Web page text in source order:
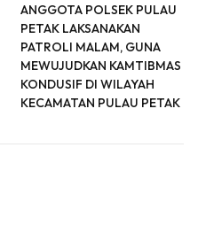
ANGGOTA POLSEK PULAU
PETAK LAKSANAKAN
PATROLI MALAM, GUNA
MEWUJUDKAN KAMTIBMAS
KONDUSIF DI WILAYAH
KECAMATAN PULAU PETAK